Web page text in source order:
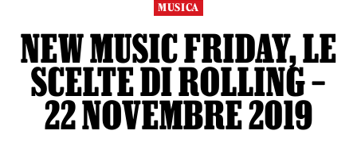
MUSICA
NEW MUSIC FRIDAY, LE
SCELTE DI ROLLING –
22 NOVEMBRE 2019